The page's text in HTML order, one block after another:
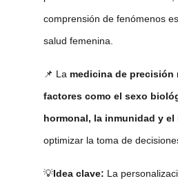
comprensión de fenómenos
salud femenina.
📌 La medicina de precisión
factores como el sexo
hormonal, la inmunidad y el
optimizar la toma de
💡Idea clave: La